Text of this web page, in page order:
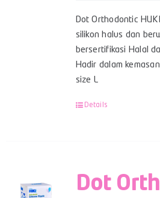
Dot Orthodontic
silikon halus dan
bersertifikasi Halal
Hadir dalam
size L
Details
Dot